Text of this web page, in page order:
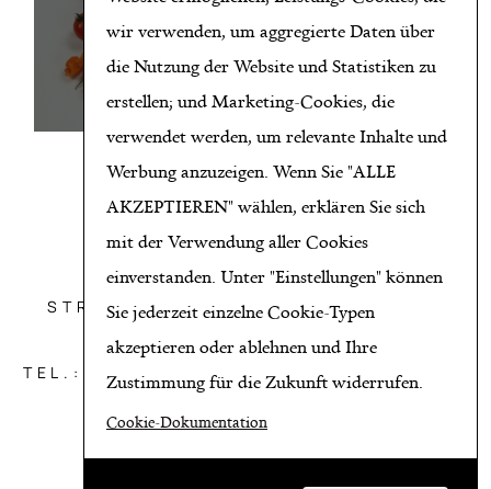
OBST AICHINGER GMBH
STRATZDORFER STRASSE 21, 3494
THEISS BEI KREMS
TEL.: +43 2735/8650*HANDY: +43 664
39 13 999*E-MAIL:
ERNST@AICHINGER.CO.AT
wir verwenden, um aggregierte Daten über
die Nutzung der Website und Statistiken zu
erstellen; und Marketing-Cookies, die
verwendet werden, um relevante Inhalte und
Werbung anzuzeigen. Wenn Sie "ALLE
AKZEPTIEREN" wählen, erklären Sie sich
mit der Verwendung aller Cookies
einverstanden. Unter "Einstellungen" können
Sie jederzeit einzelne Cookie-Typen
akzeptieren oder ablehnen und Ihre
Zustimmung für die Zukunft widerrufen.
Cookie-Dokumentation